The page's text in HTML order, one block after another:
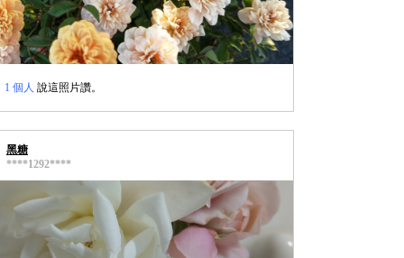
1 個人 說這照片讚。
黑糖
****1292****